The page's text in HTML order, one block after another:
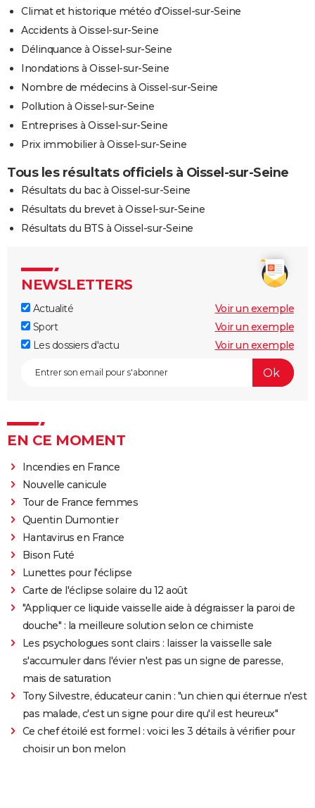
Climat et historique météo d'Oissel-sur-Seine
Accidents à Oissel-sur-Seine
Délinquance à Oissel-sur-Seine
Inondations à Oissel-sur-Seine
Nombre de médecins à Oissel-sur-Seine
Pollution à Oissel-sur-Seine
Entreprises à Oissel-sur-Seine
Prix immobilier à Oissel-sur-Seine
Tous les résultats officiels à Oissel-sur-Seine
Résultats du bac à Oissel-sur-Seine
Résultats du brevet à Oissel-sur-Seine
Résultats du BTS à Oissel-sur-Seine
NEWSLETTERS
Actualité
Voir un exemple
Sport
Voir un exemple
Les dossiers d'actu
Voir un exemple
EN CE MOMENT
Incendies en France
Nouvelle canicule
Tour de France femmes
Quentin Dumontier
Hantavirus en France
Bison Futé
Lunettes pour l'éclipse
Carte de l'éclipse solaire du 12 août
"Appliquer ce liquide vaisselle aide à dégraisser la paroi de
douche" : la meilleure solution selon ce chimiste
Les psychologues sont clairs : laisser la vaisselle sale
s'accumuler dans l'évier n'est pas un signe de paresse,
mais de saturation
Tony Silvestre, éducateur canin : "un chien qui éternue n'est
pas malade, c'est un signe pour dire qu'il est heureux"
Ce chef étoilé est formel : voici les 3 détails à vérifier pour
choisir un bon melon